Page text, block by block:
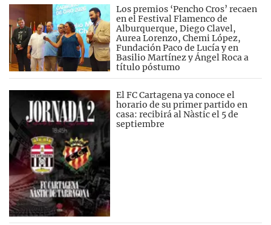
Los premios ‘Pencho Cros’ recaen
en el Festival Flamenco de
Alburquerque, Diego Clavel,
Aurea Lorenzo, Chemi López,
Fundación Paco de Lucía y en
Basilio Martínez y Ángel Roca a
título póstumo
El FC Cartagena ya conoce el
horario de su primer partido en
casa: recibirá al Nàstic el 5 de
septiembre